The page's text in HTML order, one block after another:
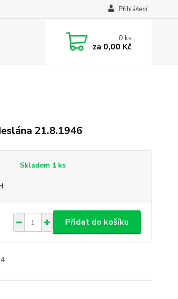
Přihlášení
0ks
za 0,00 Kč
21.8.1946
Skladem 1 ks
Přidat do košíku